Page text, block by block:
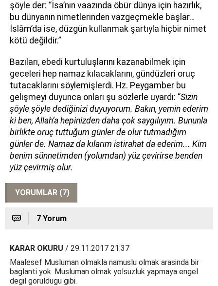
şöyle der: “İsa’nın vaazında öbür dünya için hazırlık,
bu dünyanın nimetlerinden vazgeçmekle başlar…
İslâm’da ise, düzgün kullanmak şartıyla hiçbir nimet
kötü değildir.”
Bazıları, ebedi kurtuluşlarını kazanabilmek için
geceleri hep namaz kılacaklarını, gündüzleri oruç
tutacaklarını söylemişlerdi. Hz. Peygamber bu
gelişmeyi duyunca onları şu sözlerle uyardı: “Sizin
şöyle şöyle dediğinizi duyuyorum. Bakın, yemin ederim
ki ben, Allah’a hepinizden daha çok saygılıyım. Bununla
birlikte oruç tuttuğum günler de olur tutmadığım
günler de. Namaz da kılarım istirahat da ederim... Kim
benim sünnetimden (yolumdan) yüz çevirirse benden
yüz çevirmiş olur.
YORUMLAR (7)
7 Yorum
KARAR OKURU / 29.11.2017 21:37
Maalesef Musluman olmakla namuslu olmak arasinda bir
baglanti yok. Musluman olmak yolsuzluk yapmaya engel
degil goruldugu gibi.